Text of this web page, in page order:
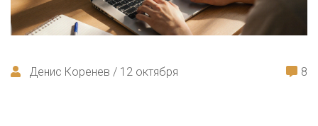
Денис Коренев / 12 октября 8